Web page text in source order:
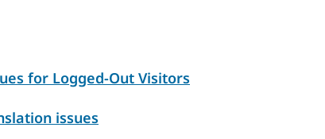
for Logged-Out Visitors
issues